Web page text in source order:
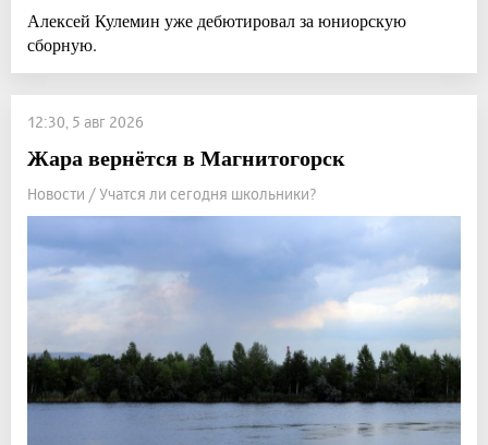
Алексей Кулемин уже дебютировал за юниорскую
сборную.
12:30, 5 авг 2026
Жара вернётся в Магнитогорск
Новости / Учатся ли сегодня школьники?